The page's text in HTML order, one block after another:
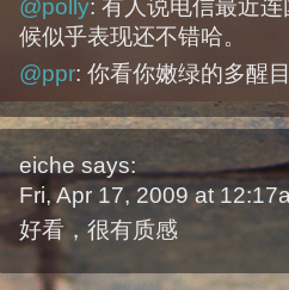
@polly: 有人说电信最近
候似乎表现还不错哈。
@ppr: 你看你嫩绿的多醒
eiche says:
Fri, Apr 17, 2009 at
好看，很有质感